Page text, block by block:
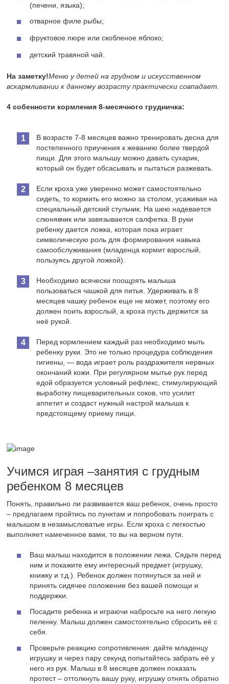
(печени, языка);
отварное филе рыбы;
фруктовое пюре или скобленое яблоко;
детский травяной чай.
На заметку!Меню у детей на грудном и искусственном
вскармливании к данному возрасту практически совпадает.
4 собенности кормления 8-месячного грудничка:
В возрасте 7-8 месяцев важно тренировать десна для
постепенного приучения к жеванию более твердой
пищи. Для этого малышу можно давать сухарик,
который он будет обсасывать и пытаться разжевать.
Если кроха уже уверенно может самостоятельно
сидеть, то кормить его можно за столом, усаживая на
специальный детский стульчик. На шею надевается
слюнявчик или завязывается салфетка. В руки
ребенку дается ложка, которая пока играет
символическую роль для формирования навыка
самообслуживания (младенца кормит взрослый,
пользуясь другой ложкой).
Необходимо всячески поощрять малыша
пользоваться чашкой для питья. Удерживать в 8
месяцев чашку ребенок еще не может, поэтому его
должен поить взрослый, а кроха пусть держится за
неё рукой.
Перед кормлением каждый раз необходимо мыть
ребенку руки. Это не только процедура соблюдения
гигиены, — вода играет роль раздражителя нервных
окончаний кожи. При регулярном мытье рук перед
едой образуется условный рефлекс, стимулирующий
выработку пищеварительных соков, что усилит
аппетит и создаст нужный настрой малыша к
предстоящему приему пищи.
Учимся играя –занятия с грудным
ребенком 8 месяцев
Понять, правильно ли развивается ваш ребенок, очень просто
– предлагаем пройтись по пунктам и попробовать поиграть с
малышом в незамысловатые игры. Если кроха с легкостью
выполняет намеченное вами, то вы на верном пути.
Ваш малыш находится в положении лежа. Сядьте перед
ним и покажите ему интересный предмет (игрушку,
книжку и т.д.). Ребенок должен потянуться за ней и
принять сидячее положение без вашей помощи и
поддержки.
Посадите ребенка и играючи набросьте на него легкую
пеленку. Малыш должен самостоятельно сбросить её с
себя.
Проверьте реакцию сопротивления: дайте младенцу
игрушку и через пару секунд попытайтесь забрать её у
него из рук. Малыш в 8 месяцев должен показать
протест – оттолкнуть вашу руку, игрушку отнять обратно